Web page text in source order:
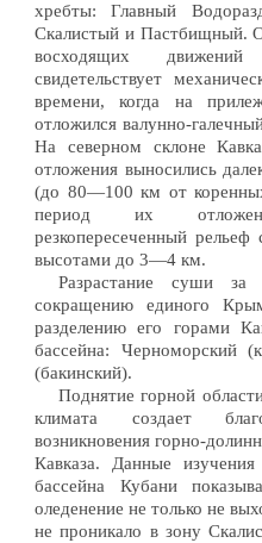
хребты: Главный
Скалистый и Пастбищный. О
восходящих
свидетельствует
времени, когда на
отложился валунно-
На северном склоне
отложения выносились
(до 80—100 км от
период их
резкопересеченный
высотами до 3—4 км.
Разрастание суши
сокращению единого
разделению его горами
бассейна: Черноморский
(бакинский).
Поднятие горной
климата создает
возникновения горно-
Кавказа. Данные
бассейна Кубани
оледенение не только не
не проникало в зону